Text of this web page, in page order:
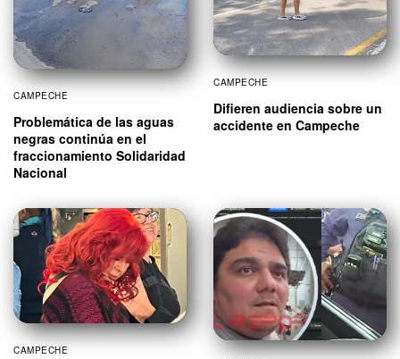
CAMPECHE
Problemática de las aguas
negras continúa en el
fraccionamiento Solidaridad
Nacional
CAMPECHE
Difieren audiencia sobre un
accidente en Campeche
CAMPECHE